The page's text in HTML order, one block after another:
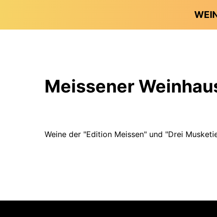
Meissener
Weine der "Edition Meissen" und "Drei